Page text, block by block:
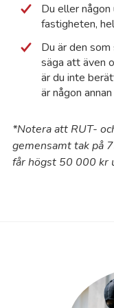
Du eller
fastigheten,
Du är den
säga att även
är du inte
är någon
*Notera att RUT-
gemensamt tak på
får högst 50 000 kr